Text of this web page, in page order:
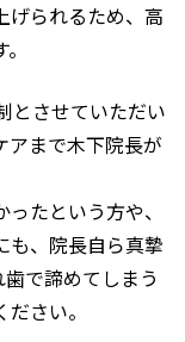
げられるため、高
とさせていただい
アまで木下院長が
たという方や、
も、院長自ら真摯
で諦めてしまう
さい。